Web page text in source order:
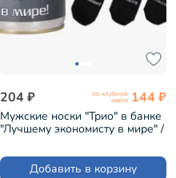
204 ₽ по клубной
карте 144 ₽
Мужские носки "Трио" в банке
"Лучшему экономисту в мире" /
Добавить в корзину